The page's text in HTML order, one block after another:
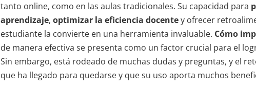
tanto online, como en las aulas tradicionales. Su capacidad para
aprendizaje, optimizar la eficiencia docentey ofrecer
estudiante la convierte en una herramienta invaluable. Cómo
de manera efectiva se presenta como un factor crucial para el
Sin embargo, está rodeado de muchas dudas y preguntas, y el
que ha llegado para quedarse y que su uso aporta muchos